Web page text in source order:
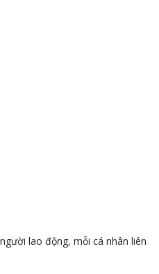
lao động, mỗi cá nhân liên